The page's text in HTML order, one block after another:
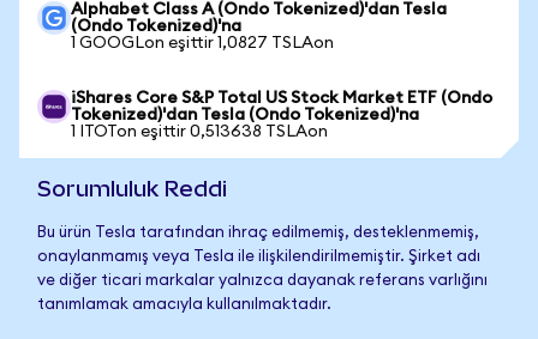
Alphabet Class A (Ondo Tokenized)'dan Tesla
(Ondo Tokenized)'na
1 GOOGLon eşittir 1,0827 TSLAon
iShares Core S&P Total US Stock Market ETF (Ondo
Tokenized)'dan Tesla (Ondo Tokenized)'na
1 ITOTon eşittir 0,513638 TSLAon
Sorumluluk Reddi
Bu ürün Tesla tarafından ihraç edilmemiş, desteklenmemiş,
onaylanmamış veya Tesla ile ilişkilendirilmemiştir. Şirket adı
ve diğer ticari markalar yalnızca dayanak referans varlığını
tanımlamak amacıyla kullanılmaktadır.